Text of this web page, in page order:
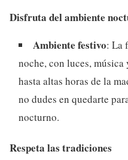
Disfruta del ambiente
Ambiente festivo: La
noche, con luces,
hasta altas horas de la
no dudes en quedarte
nocturno.
Respeta las tradiciones